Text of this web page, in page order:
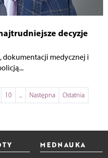
decyzje
dokumentacji medycznej i
10 ... Następna Ostatnia
MEDNAUKA